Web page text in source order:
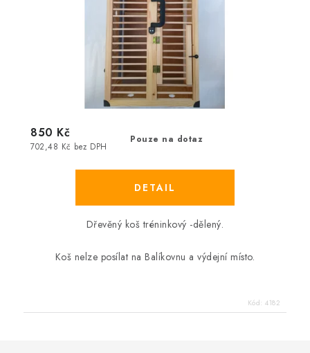
Pouze na dotaz
702,48 Kč bez DPH
850 Kč
Dřevěný koš tréninkový -dělený.
Koš nelze posílat na Balíkovnu a výdejní místo.
Kód: 4182